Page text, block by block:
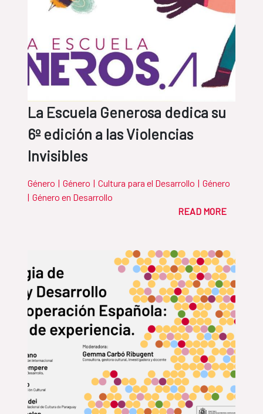
La Escuela Generosa dedica su
6º edición a las Violencias
Invisibles
Género | Género | Cultura para el Desarrollo | Género
| Género en Desarrollo
READ MORE